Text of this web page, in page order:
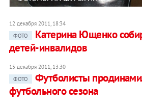
12 декабря 2011, 18:34
ФОТО
Катерина Ющенко
детей-инвалидов
15 декабря 2011, 13:30
ФОТО
Футболисты
футбольного сезона